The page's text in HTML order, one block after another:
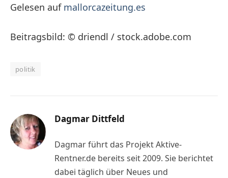
Gelesen auf mallorcazeitung.es
Beitragsbild: © driendl / stock.adobe.com
politik
Dagmar Dittfeld
Dagmar führt das Projekt Aktive-
Rentner.de bereits seit 2009. Sie berichtet
dabei täglich über Neues und